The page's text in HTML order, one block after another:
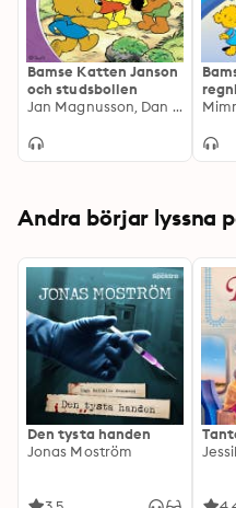
Bamse Katten Janson
och studsbollen
Jan Magnusson, Dan Andréasson
Andra börjar lyssna
Den tysta handen
Jonas Moström